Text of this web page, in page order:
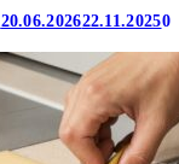
20.06.202622.11.20250